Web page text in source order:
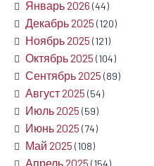
Январь 2026 (44)
Декабрь 2025 (120)
Ноябрь 2025 (121)
Октябрь 2025 (104)
Сентябрь 2025 (89)
Август 2025 (54)
Июль 2025 (59)
Июнь 2025 (74)
Май 2025 (108)
Апрель 2025 (154)